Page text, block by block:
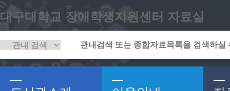
대구대학교 장애학생지원센터 자료실